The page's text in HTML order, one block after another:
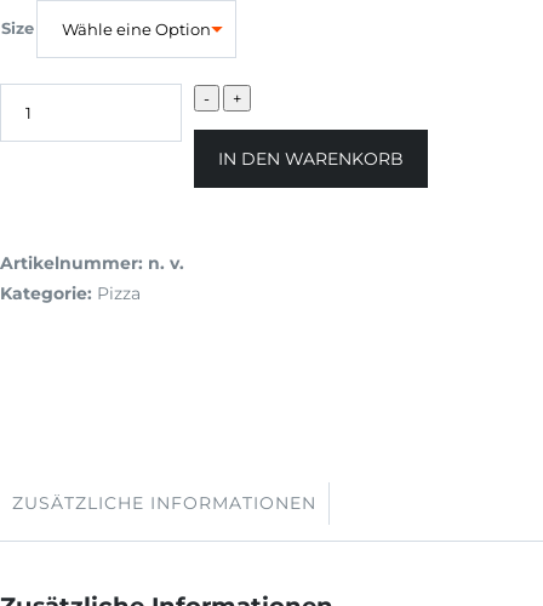
Size
IN DEN WARENKORB
Artikelnummer: n. v.
Kategorie: Pizza
ZUSÄTZLICHE INFORMATIONEN